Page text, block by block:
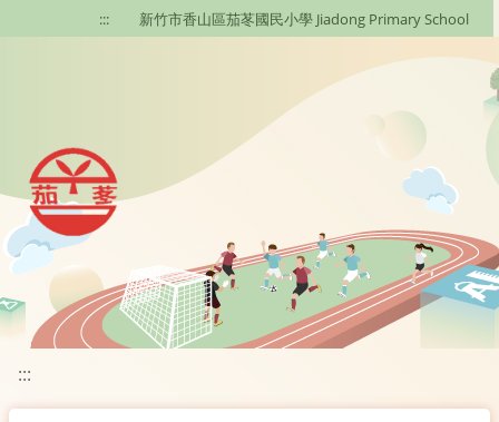
移至網頁之主要內容區位置
::: 新竹市香山區茄苳國民小學 Jiadong Primary School
:::